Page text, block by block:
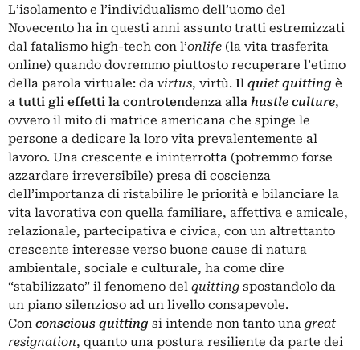
L’isolamento e l’individualismo dell’uomo del
Novecento ha in questi anni assunto tratti estremizzati
dal fatalismo high-tech con l’onlife (la vita trasferita
online) quando dovremmo piuttosto recuperare l’etimo
della parola virtuale: da virtus, virtù. Il quiet quitting è
a tutti gli effetti la controtendenza alla hustle culture,
ovvero il mito di matrice americana che spinge le
persone a dedicare la loro vita prevalentemente al
lavoro. Una crescente e ininterrotta (potremmo forse
azzardare irreversibile) presa di coscienza
dell’importanza di ristabilire le priorità e bilanciare la
vita lavorativa con quella familiare, affettiva e amicale,
relazionale, partecipativa e civica, con un altrettanto
crescente interesse verso buone cause di natura
ambientale, sociale e culturale, ha come dire
“stabilizzato” il fenomeno del quitting spostandolo da
un piano silenzioso ad un livello consapevole.
Con conscious quitting si intende non tanto una great
resignation, quanto una postura resiliente da parte dei